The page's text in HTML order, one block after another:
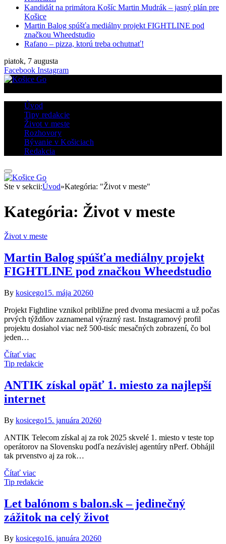
Kandidát na primátora Košíc Martin Mudrák – jasný plán pre
Košice
Martin Balog spúšťa mediálny projekt FIGHTLINE pod
značkou Wheedstudio
Rafano – pizza, ktorú treba ochutnať!
piatok, 7 augusta
Facebook Instagram
Úvod
Tipy redakcie
Život v meste
Rozhovory
Bývanie v Košiciach
Redakcia
Ste v sekcii:Úvod»Kategória: "Život v meste"
Kategória: Život v meste
Život v meste
Martin Balog spúšťa mediálny projekt
FIGHTLINE pod značkou Wheedstudio
By kosicego15. mája 20260
Projekt Fightline vznikol približne pred dvoma mesiacmi a už počas
prvých týždňov zaznamenal výrazný rast. Instagramový profil
projektu dosiahol viac než 500-tisíc mesačných zobrazení, čo bol
jeden…
Čítať viac
Tip redakcie
ANTIK získal opäť 1. miesto za najlepší
internet
By kosicego15. januára 20260
ANTIK Telecom získal aj za rok 2025 skvelé 1. miesto v teste top
operátorov na Slovensku podľa nezávislej agentúry nPerf. Obhájil
tak prvenstvo aj za rok…
Čítať viac
Tip redakcie
Let balónom s balon.sk – jedinečný
zážitok na celý život
By kosicego16. januára 20260